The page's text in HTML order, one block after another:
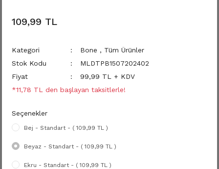
109,99 TL
Kategori Bone , Tüm Ürünler
Stok Kodu
MLDTPB1507202402
Fiyat
99,99 TL + KDV
*11,78 TL den başlayan taksitlerle!
Seçenekler
Bej - Standart - ( 109,99 TL )
Beyaz - Standart - ( 109,99 TL )
Ekru - Standart - ( 109,99 TL )